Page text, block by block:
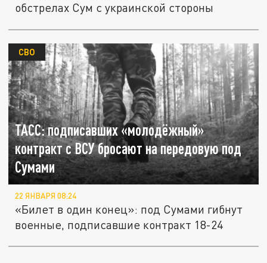
обстрелах Сум с украинской стороны
ТАСС: подписавших «молодёжный»
контракт с ВСУ бросают на передовую под
Сумами
СВО
22 ЯНВАРЯ 08:24
«Билет в один конец»: под Сумами гибнут
военные, подписавшие контракт 18-24